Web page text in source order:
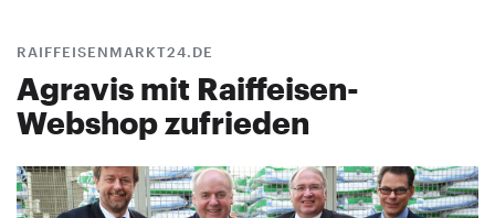
RAIFFEISENMARKT24.DE
Agravis mit Raiffeisen-
Webshop zufrieden